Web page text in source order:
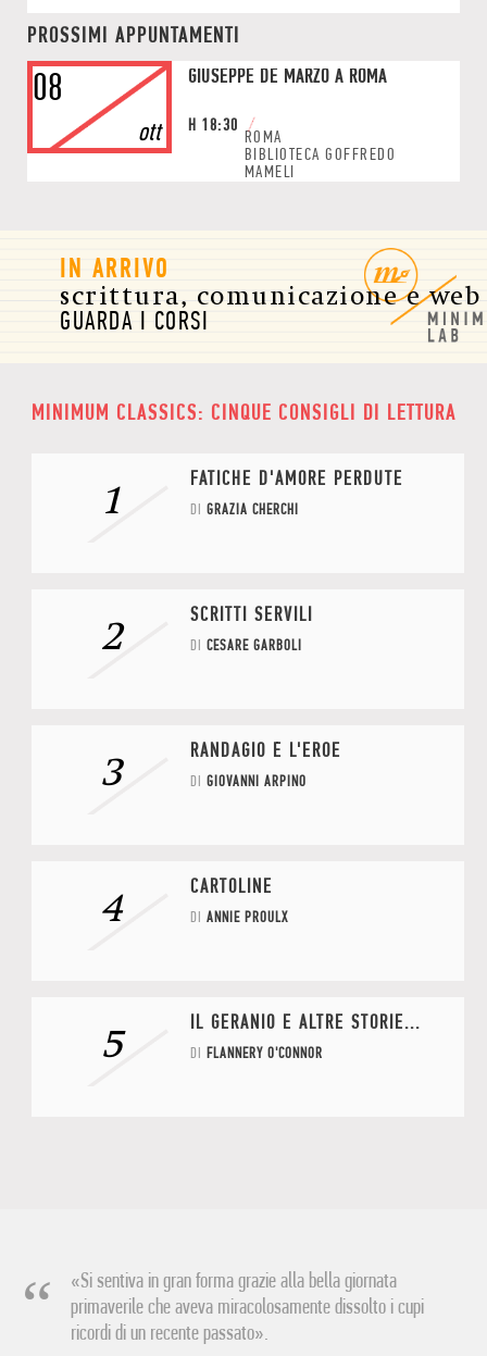
PROSSIMI APPUNTAMENTI
08
ott
GIUSEPPE DE MARZO A ROMA
H 18:30
ROMA
BIBLIOTECA GOFFREDO
MAMELI
IN ARRIVO
scrittura, comunicazione e web
GUARDA I CORSI
MINIMUM CLASSICS: CINQUE CONSIGLI DI LETTURA
1 FATICHE D'AMORE PERDUTE
DI GRAZIA CHERCHI
2 SCRITTI SERVILI
DI CESARE GARBOLI
3 RANDAGIO È L'EROE
DI GIOVANNI ARPINO
4 CARTOLINE
DI ANNIE PROULX
5 IL GERANIO E ALTRE STORIE...
DI FLANNERY O'CONNOR
«Si sentiva in gran forma grazie alla bella giornata
primaverile che aveva miracolosamente dissolto i cupi
ricordi di un recente passato».